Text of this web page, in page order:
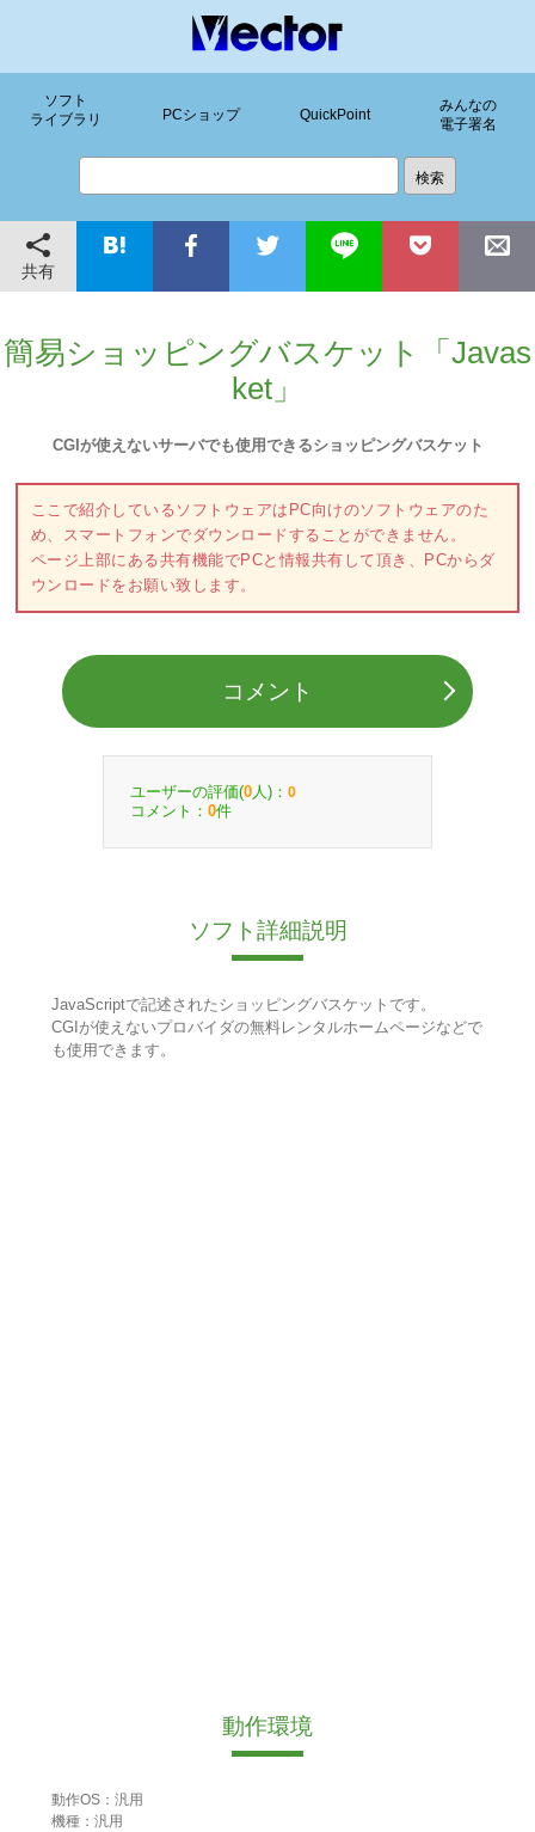
ソフト
ライブラリ
PCショップ QuickPoint
みんなの
電子署名
共有
簡易ショッピングバスケット「Javas
ket」
CGIが使えないサーバでも使用できるショッピングバスケット
ここで紹介しているソフトウェアはPC向けのソフトウェアのた
め、スマートフォンでダウンロードすることができません。
ページ上部にある共有機能でPCと情報共有して頂き、PCからダ
ウンロードをお願い致します。
コメント
ユーザーの評価(0 人)： 0
コメント： 0件
ソフト詳細説明
JavaScriptで記述されたショッピングバスケットです。
CGIが使えないプロバイダの無料レンタルホームページなどで
も使用できます。
動作環境
動作OS：汎用
機種：汎用